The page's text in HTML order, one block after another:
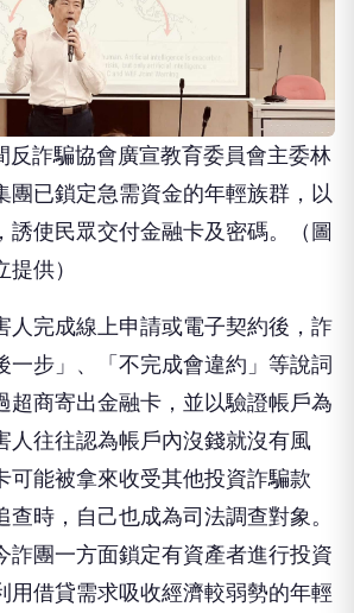
詐騙協會廣宣教育委員會主委林
團已鎖定急需資金的年輕族群，以
誘使民眾交付金融卡及密碼。（圖
供）
人完成線上申請或電子契約後，詐
一步」、「不完成會違約」等說詞
超商寄出金融卡，並以驗證帳戶為
人往往認為帳戶內沒錢就沒有風
可能被拿來收受其他投資詐騙款
時，自己也成為司法調查對象。
詐團一方面鎖定有資產者進行投資
用借貸需求吸收經濟較弱勢的年輕